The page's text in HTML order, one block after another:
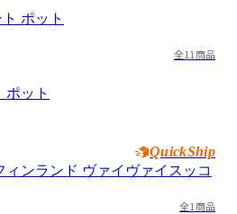
全11商品
ポット
QuickShip
全1商品